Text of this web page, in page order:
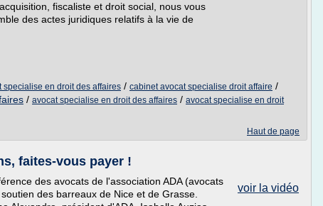
fiscaliste et droit social, nous vous
des actes juridiques relatifs à la vie de
specialise en droit des affaires / cabinet avocat specialise droit affaire /
/ avocat specialise en droit des affaires / avocat specialise en droit
Haut de page
faites-vous payer !
voir la vidéo
des avocats de l'association ADA (avocats
des barreaux de Nice et de Grasse.